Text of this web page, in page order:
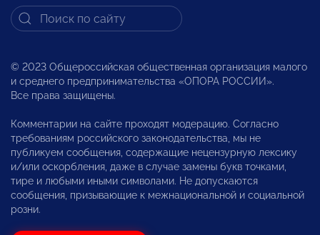
© 2023 Общероссийская общественная организация малого
и среднего предпринимательства «ОПОРА РОССИИ».
Все права защищены.
Комментарии на сайте проходят модерацию. Согласно
требованиям российского законодательства, мы не
публикуем сообщения, содержащие нецензурную лексику
и/или оскорбления, даже в случае замены букв точками,
тире и любыми иными символами. Не допускаются
сообщения, призывающие к межнациональной и социальной
розни.